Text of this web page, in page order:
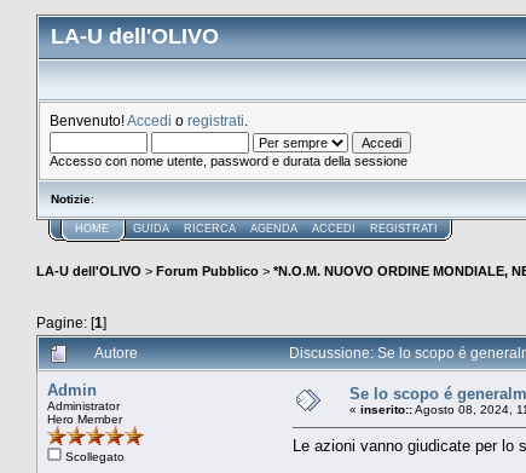
LA-U dell'OLIVO
Benvenuto!Accedi o registrati
Accesso con nome utente, password e durata della sessione
Notizie:
HOME GUIDA RICERCA AGENDA ACCEDI REGISTRATI
LA-U dell'OLIVO > Forum Pubblico > *N.O.M. NUOVO ORDINE MONDIALE,
Pagine: [1]
Autore Discussione: Se lo scopo é
Admin
Administrator
Hero Member
Scollegato
Se lo scopo é
« inserito::Agosto 08, 2024,
Le azioni vanno giudicate per lo